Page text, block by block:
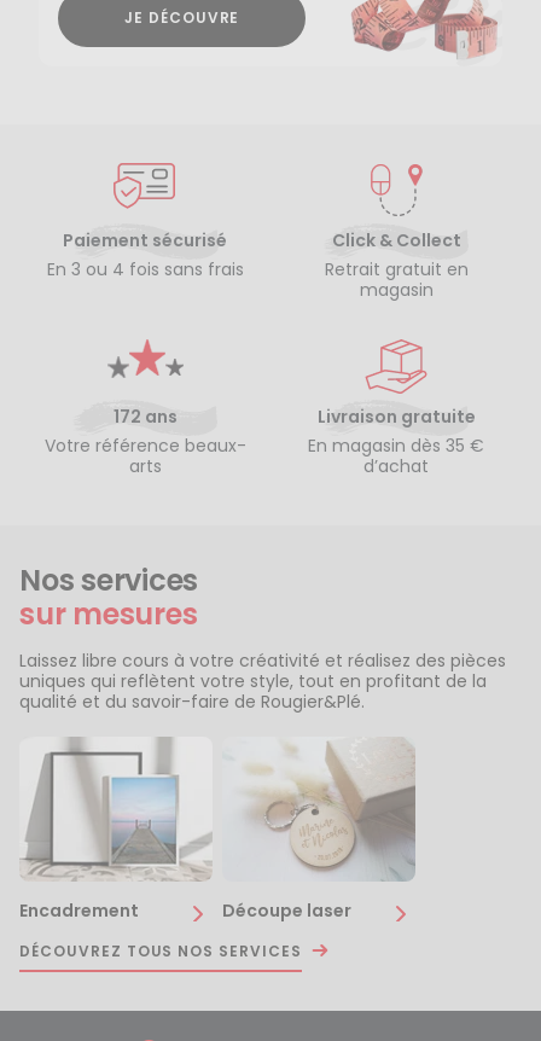
JE DÉCOUVRE
Paiement sécurisé
En 3 ou 4 fois sans frais
Click & Collect
Retrait gratuit en
magasin
172 ans
Votre référence beaux-
arts
Livraison gratuite
En magasin dès 35 €
d’achat
Nos services
sur mesures
Laissez libre cours à votre créativité et réalisez des pièces
uniques qui reflètent votre style, tout en profitant de la
qualité et du savoir-faire de Rougier&Plé.
Encadrement Découpe laser
DÉCOUVREZ TOUS NOS SERVICES